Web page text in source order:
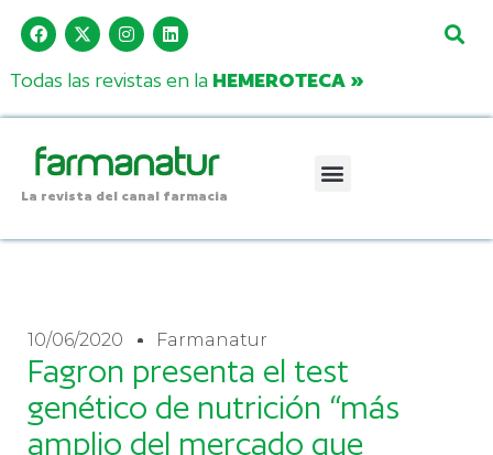
Todas las revistas en la HEMEROTECA »
La revista del canal farmacia
10/06/2020 Farmanatur
Fagron presenta el test
genético de nutrición “más
amplio del mercado que